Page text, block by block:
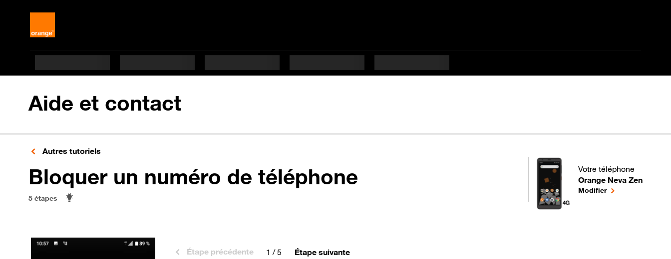
Aide et contact
Autres tutoriels
Bloquer un numéro de téléphone en 5 étapes difficulté
5 étapes
Votre téléphone
Orange Neva Zen
pour votre Orange Neva
Modifierle téléphone
Étape précédente 1 / 5 Étape suivante